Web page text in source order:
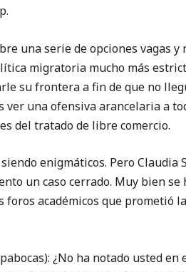
una serie de opciones vagas
migratoria mucho más
su frontera a fin de que no
ver una ofensiva arancelaria a
del tratado de libre comercio.
enigmáticos. Pero Claudia
un caso cerrado. Muy bien
académicos que prometió
¿No ha notado usted